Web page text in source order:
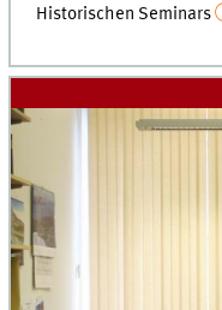
Historischen Seminars